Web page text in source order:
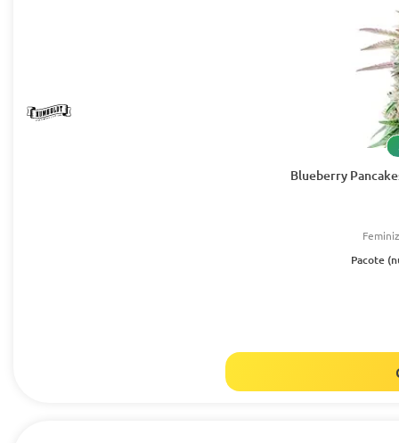
Blueberry
Pacote